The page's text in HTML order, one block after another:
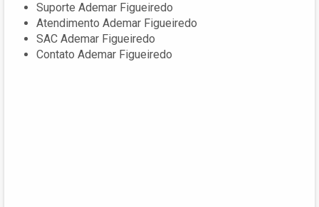
Suporte Ademar Figueiredo
Atendimento Ademar Figueiredo
SAC Ademar Figueiredo
Contato Ademar Figueiredo